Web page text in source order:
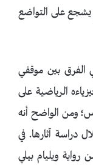
يشجع على التواضع
الفرق بين موقفي
الرياضية على
ومن الواضح أنه
دراسة آثارها. في
رواية ويليام بيلي